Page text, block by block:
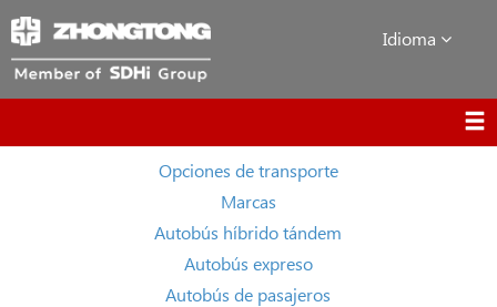
Idioma
Opciones de transporte
Marcas
Autobús híbrido tándem
Autobús expreso
Autobús de pasajeros